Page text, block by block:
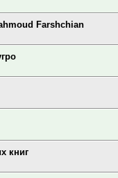
Farshchian
книг